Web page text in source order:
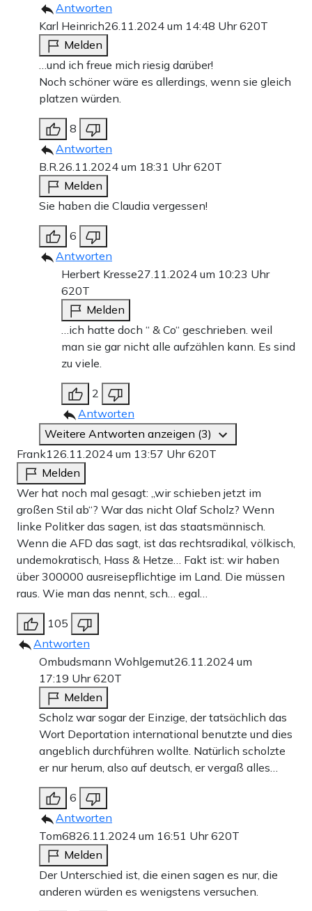
Antworten
Karl Heinrich26.11.2024 um 14:48 Uhr620T
Melden
…und ich freue mich riesig darüber!
Noch schöner wäre es allerdings, wenn sie gleich
platzen würden.
8
Antworten
B.R.26.11.2024 um 18:31 Uhr620T
Melden
Sie haben die Claudia vergessen!
6
Antworten
Herbert Kresse27.11.2024 um 10:23 Uhr
620T
Melden
…ich hatte doch “ & Co“ geschrieben. weil
man sie gar nicht alle aufzählen kann. Es sind
zu viele.
2
Antworten
Weitere Antworten anzeigen (3)
Frank126.11.2024 um 13:57 Uhr620T
Melden
Wer hat noch mal gesagt: „wir schieben jetzt im
großen Stil ab“? War das nicht Olaf Scholz? Wenn
linke Politker das sagen, ist das staatsmännisch.
Wenn die AFD das sagt, ist das rechtsradikal, völkisch,
undemokratisch, Hass & Hetze… Fakt ist: wir haben
über 300000 ausreisepflichtige im Land. Die müssen
raus. Wie man das nennt, sch… egal…
105
Antworten
Ombudsmann Wohlgemut26.11.2024 um
17:19 Uhr620T
Melden
Scholz war sogar der Einzige, der tatsächlich das
Wort Deportation international benutzte und dies
angeblich durchführen wollte. Natürlich scholzte
er nur herum, also auf deutsch, er vergaß alles…
6
Antworten
Tom6826.11.2024 um 16:51 Uhr620T
Melden
Der Unterschied ist, die einen sagen es nur, die
anderen würden es wenigstens versuchen.